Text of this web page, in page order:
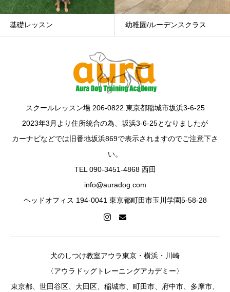
幼稚園/ルーデンスクラス グループレッスン
スクールレッスン場 206-0822 東京都稲城市坂浜3-6-25
2023年3月より住所統合の為、坂浜3-6-25となりましたが
カーナビなどでは旧番地坂浜869で表示されますのでご注意下さ
い。
TEL 090-3451-4868 西田
info@auradog.com
ヘッドオフィス 194-0041 東京都町田市玉川学園5-58-28
犬のしつけ教室アウラ東京・横浜・川崎
〈アウラドッグトレーニングアカデミー〉
東京都、世田谷区、大田区、稲城市、町田市、府中市、多摩市、